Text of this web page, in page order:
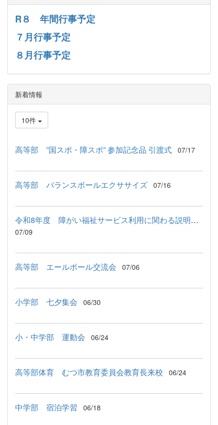
R８ 年間行事予定
７月行事予定
８月行事予定
新着情報
10件
高等部 ”国スポ・障スポ” 参加記念品 引渡式 07/17
高等部 バランスボールエクササイズ 07/16
令和8年度 障がい福祉サービス利用に関わる説明会が行われました
07/09
高等部 エールボール交流会 07/06
小学部 七夕集会 06/30
小・中学部 運動会 06/24
高等部体育 むつ市教育委員会教育長来校 06/24
中学部 宿泊学習 06/18